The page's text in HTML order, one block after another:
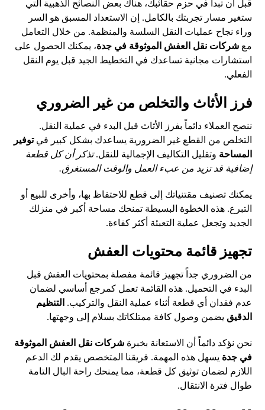
قبل أن تبدأ في حزم حقائبك، هناك بعض النصائح الذهبية التي
ستغير مسار تجربتك بالكامل. إن الاستعداد المسبق هو السر
وراء نجاح عمليات النقل السلسة والمنظمة. من خلال التعامل
معشركات نقل العفش الموثوقة في جدة، يمكنك الحصول على
استشارات مجانية تساعدك في التخطيط الجيد قبل يوم النقل
الفعلي.
فرز الأثاث والتخلص من غير الضروري
ننصح العملاء دائماً بفرز الأثاث قبل البدء في عملية النقل.
التخلص من القطع غير الضرورية يساعدك بشكل كبير فيتوفير
المساحة وتقليل التكاليف الإجمالية للنقل.تذكر أن كل قطعة
إضافية قد تزيد من عبء العمل والوقت المستغرق.
يمكنك تصنيف مقتنياتك إلى قطع للاحتفاظ بها، وأخرى للبيع أو
التبرع. هذه الخطوة البسيطة تمنحك مساحة أكبر في منزلك
الجديد وتجعل عملية التعبئة أكثر كفاءة.
تجهيز قائمة محتويات العفش
من الضروري جداً تجهيز قائمة مفصلة بمحتويات العفش قبل
البدء في التحميل. هذه القائمة تعمل كمرجع أساسي لضمان
عدم فقدان أي قطعة أثناء عملية النقل والتركيب. التنظيم
الدقيق يضمن وصول كافة ممتلكاتك بسلام إلى وجهتها.
نحن نؤكد دائماً أن الاستعانة بخبرةشركات نقل العفش الموثوقة
في جدة يسهل هذه المهمة. فريقنا المتخصص يقدم لك الدعم
اللازم لضمان توثيق كل قطعة، مما يمنحك راحة البال التامة
طوال فترة الانتقال.